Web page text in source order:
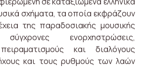
σχήματα, τα οποία εκφράζουν
της παραδοσιακής μουσικής
ενορχηστρώσεις,
και διαλόγους
και τους ρυθμούς των λαών